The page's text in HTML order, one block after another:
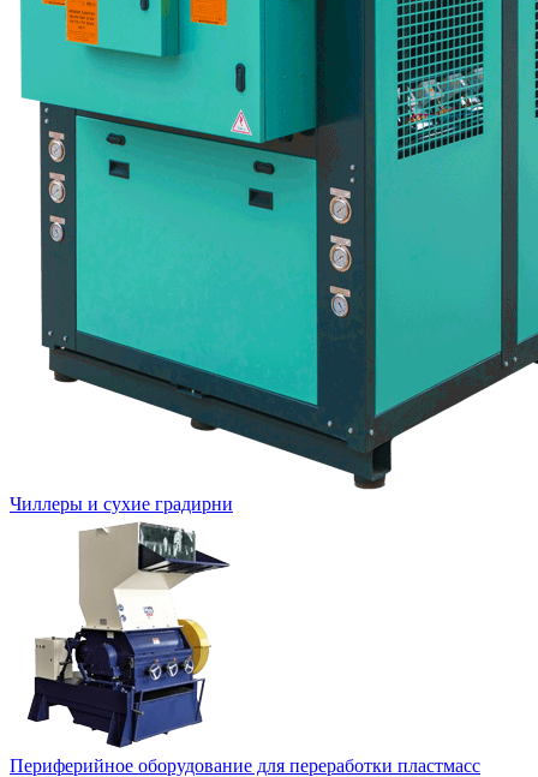
Чиллеры и сухие градирни
Периферийное оборудование для переработки пластмасс